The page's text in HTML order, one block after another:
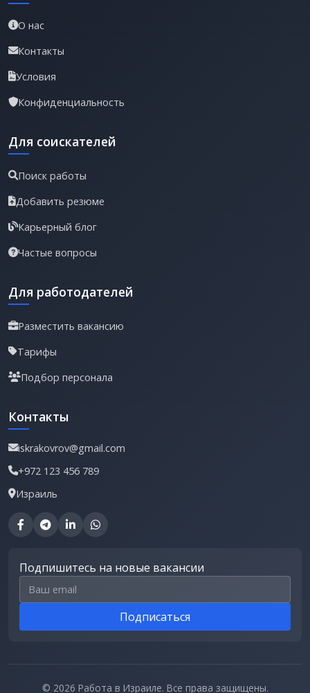
О нас
Контакты
Условия
Конфиденциальность
Для соискателей
Поиск работы
Добавить резюме
Карьерный блог
Частые вопросы
Для работодателей
Разместить вакансию
Тарифы
Подбор персонала
Контакты
iskrakovrov@gmail.com
+972 123 456 789
Израиль
Подпишитесь на новые вакансии
Email для подписки
Подписаться
© 2026 Работа в Израиле. Все права защищены.